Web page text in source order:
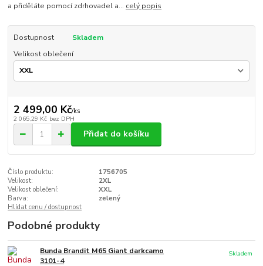
a přiděláte pomocí zdrhovadel a... celý popis
Dostupnost
Skladem
Velikost oblečení
2 499,00 Kč/ks
2 065,29 Kč bez DPH
Přidat do košíku
Číslo produktu:
1756705
Velikost:
2XL
Velikost oblečení:
XXL
Barva:
zelený
Hlídat cenu / dostupnost
Podobné produkty
Bunda Brandit M65 Giant darkcamo
3101-4
Skladem